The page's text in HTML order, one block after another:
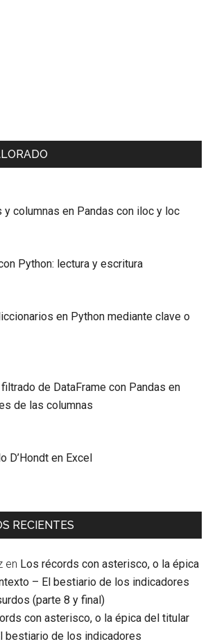
y columnas en Pandas con iloc y loc
Python: lectura y escritura
en Python mediante clave o
de DataFrame con Pandas en
de las columnas
D’Hondt en Excel
RECIENTES
en Los récords con asterisco, o la épica
– El bestiario de los indicadores
(parte 8 y final)
con asterisco, o la épica del titular
bestiario de los indicadores